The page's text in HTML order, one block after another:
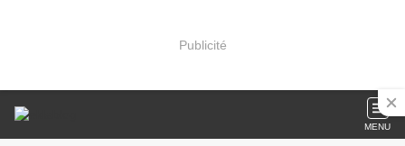
Publicité
MENU